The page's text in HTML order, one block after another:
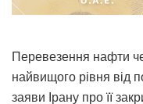
Перевезення нафти
найвищого рівня від
заяви Ірану про її